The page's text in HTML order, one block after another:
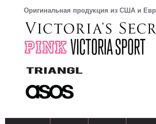
Оригинальная продукция из США и